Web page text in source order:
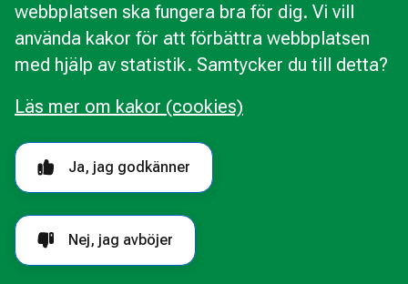
webbplatsen ska fungera bra för dig. Vi vill
använda kakor för att förbättra webbplatsen
med hjälp av statistik. Samtycker du till detta?
Ja, jag godkänner
Nej, jag avböjer
Läs mer om kakor (cookies)
Om webbplatsen
Behandling av personuppgifter